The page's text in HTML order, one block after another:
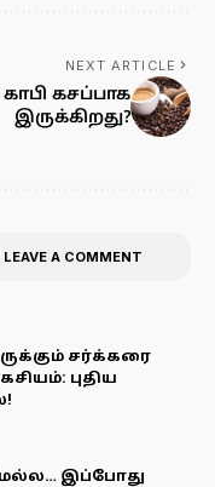
NEXT ARTICLE
கசப்பாக
இருக்கிறது?
LEAVE A COMMENT
சர்க்கரை
புதிய
இப்போது